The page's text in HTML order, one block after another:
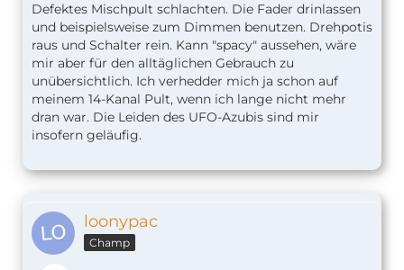
Defektes Mischpult schlachten. Die Fader drinlassen
und beispielsweise zum Dimmen benutzen. Drehpotis
raus und Schalter rein. Kann "spacy" aussehen, wäre
mir aber für den alltäglichen Gebrauch zu
unübersichtlich. Ich verhedder mich ja schon auf
meinem 14-Kanal Pult, wenn ich lange nicht mehr
dran war. Die Leiden des UFO-Azubis sind mir
insofern geläufig.
loonypac
Champ